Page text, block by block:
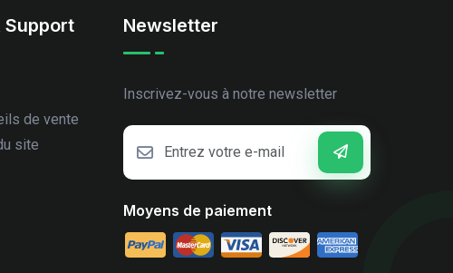
Support
de vente
site
Newsletter
Inscrivez-vous à notre newsletter
Moyens de paiement